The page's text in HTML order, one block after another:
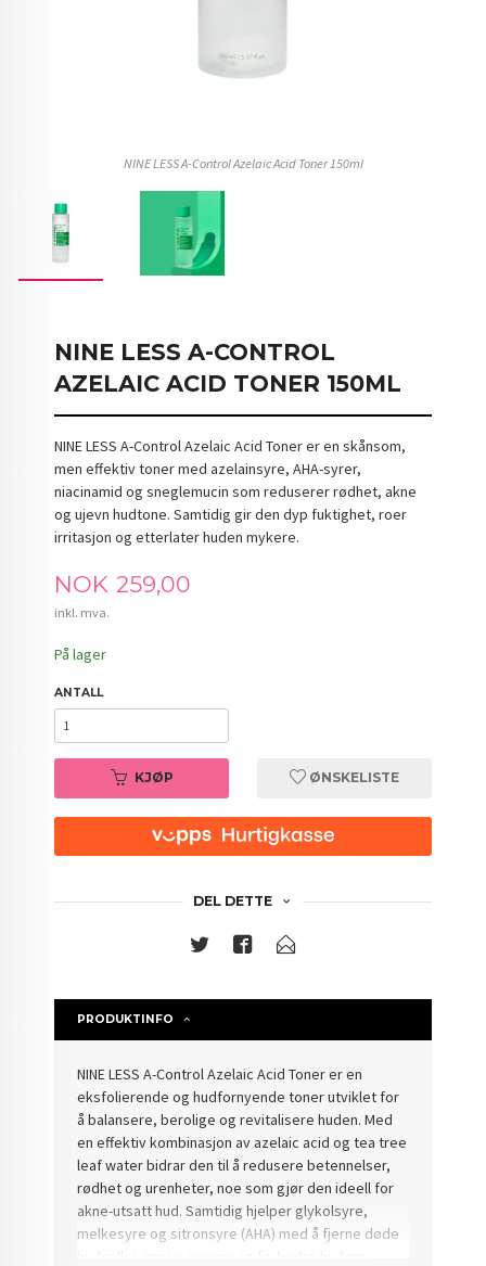
NINE LESS A-Control Azelaic Acid Toner 150ml
NINE LESS A-CONTROL
AZELAIC ACID TONER 150ML
NINE LESS A-Control Azelaic Acid Toner er en skånsom,
men effektiv toner med azelainsyre, AHA-syrer,
niacinamid og sneglemucin som reduserer rødhet, akne
og ujevn hudtone. Samtidig gir den dyp fuktighet, roer
irritasjon og etterlater huden mykere.
Pris
NOK 259,00
inkl. mva.
På lager
ANTALL
KJØP ØNSKELISTE
DEL DETTE
PRODUKTINFO
NINE LESS A-Control Azelaic Acid Toner er en
eksfolierende og hudfornyende toner utviklet for
å balansere, berolige og revitalisere huden. Med
en effektiv kombinasjon av azelaic acid og tea tree
leaf water bidrar den til å redusere betennelser,
rødhet og urenheter, noe som gjør den ideell for
akne-utsatt hud. Samtidig hjelper glykolsyre,
melkesyre og sitronsyre (AHA) med å fjerne døde